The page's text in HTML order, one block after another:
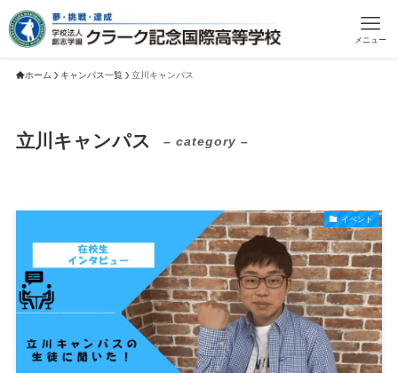
メニュー
ホーム キャンパス一覧 立川キャンパス
立川キャンパス – category –
イベント